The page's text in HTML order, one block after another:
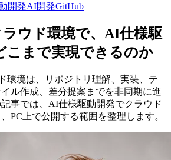
開発AI開発GitHub
ラウド環境で、AI仕様駆
こまで実現できるのか
環境は、リポジトリ理解、実装、テ
ル作成、差分提案までを非同期に進
事では、AI仕様駆動開発でクラウド
PC上で公開する範囲を整理します。